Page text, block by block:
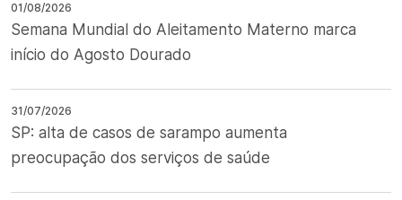
01/08/2026
Semana Mundial do Aleitamento Materno marca
início do Agosto Dourado
31/07/2026
SP: alta de casos de sarampo aumenta
preocupação dos serviços de saúde